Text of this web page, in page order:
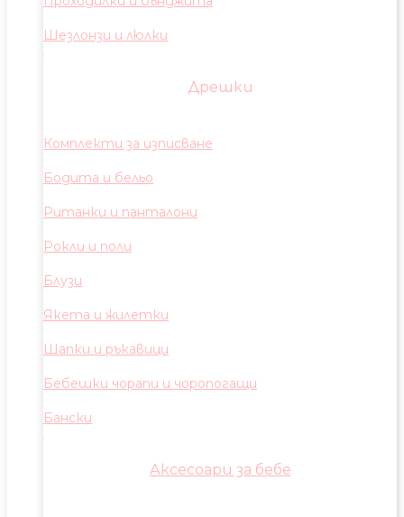
Шезлонзи и люлки
Дрешки
Комплекти за изписване
Бодита и бельо
Ританки и панталони
Рокли и поли
Блузи
Якета и жилетки
Шапки и ръкавици
Бебешки чорапи и чоропогащи
Бански
Аксесоари за бебе